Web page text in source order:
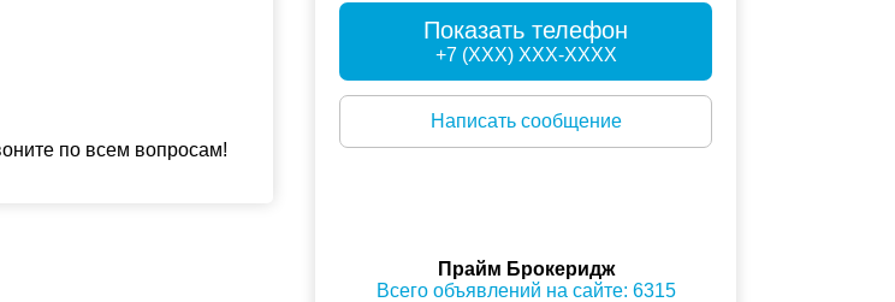
по всем вопросам!
Показать телефон
+7 (XXX) XXX-XXXX
Написать сообщение
Прайм Брокеридж
Всего объявлений на сайте: 6315